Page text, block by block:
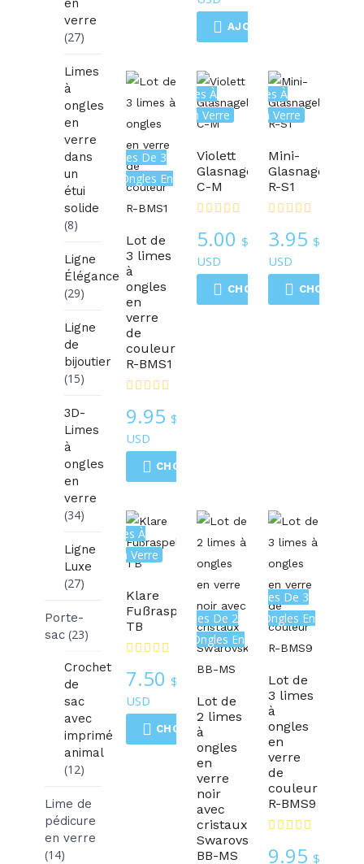
verre
(27)
Limes
à
ongles
en
verre
dans
un
étui
solide
(8)
Ligne
Élégance
(29)
Ligne
de
bijoutier
(15)
3D-
Limes
à
ongles
en
verre
(34)
Ligne
Luxe
(27)
Porte-
sac (23)
Crochet
de
sac
avec
imprimé
animal
(12)
Lime de
pédicure
en verre
(14)
AJOUTER AU CHARIOT
Ensembles De 3
Limes À Ongles En
Verre
Lot de
3 limes
à
ongles
en
verre
de
couleur
R-BMS1
9.95 $
USD
CHOIX DES OPTIONS
Les Limes À
Ongles En Verre
Violett
Glasnagelfeile
C-M
5.00$
USD
CHOIX DES OPTIONS
Les Limes À
Ongles En Verre
Mini-
Glasnagelfeile
R-S1
3.95$
USD
CHOIX
Les Limes À
Ongles En Verre
Klare
Fußraspel
TB
7.50 $
USD
CHOIX DES OPTIONS
Ensembles De 2
Limes À Ongles En
Lot de
2 limes
à
ongles
en
verre
noir
avec
cristaux
Swarovski
BB-MS
Ensembles De 3
Limes À Ongles En
Verre
Lot de
3 limes
à
ongles
en
verre
de
couleur
R-BMS9
9.95$